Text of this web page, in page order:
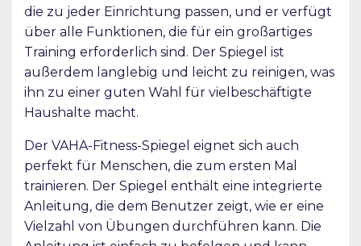
die zu jeder Einrichtung passen, und er verfügt
über alle Funktionen, die für ein großartiges
Training erforderlich sind. Der Spiegel ist
außerdem langlebig und leicht zu reinigen, was
ihn zu einer guten Wahl für vielbeschäftigte
Haushalte macht.
Der VAHA-Fitness-Spiegel eignet sich auch
perfekt für Menschen, die zum ersten Mal
trainieren. Der Spiegel enthält eine integrierte
Anleitung, die dem Benutzer zeigt, wie er eine
Vielzahl von Übungen durchführen kann. Die